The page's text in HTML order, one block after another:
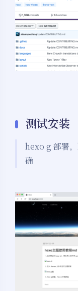
测试安装
hexo g 部署
确